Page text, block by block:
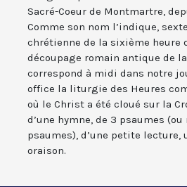
Sacré-Coeur de Montmartre,
Comme son nom l’indique,
chrétienne de la sixième heure
découpage romain antique de
correspond à midi dans notre
office la liturgie des Heures
où le Christ a été cloué sur la
d’une hymne, de 3 psaumes (ou
psaumes), d’une petite lecture,
oraison.